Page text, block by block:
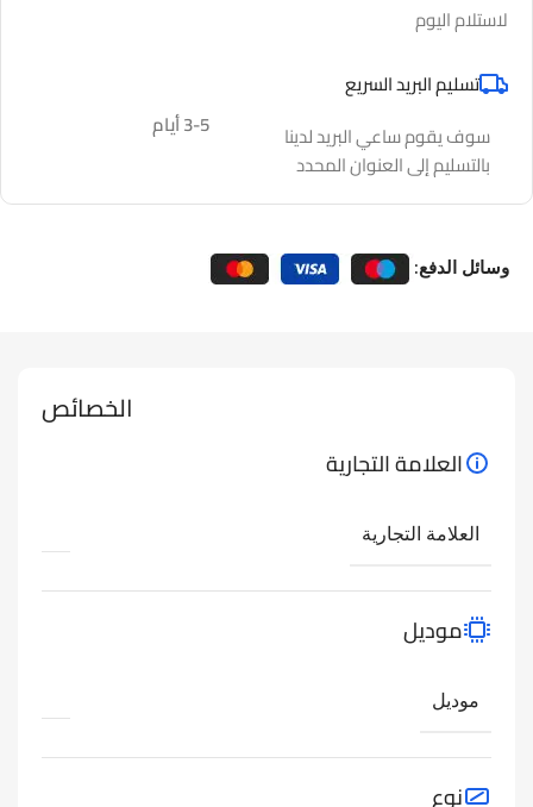
لاستلام اليوم
تسليم البريد السريع
سوف يقوم ساعي البريد لدينا
بالتسليم إلى العنوان المحدد
3-5 أيام
وسائل الدفع:
الخصائص
العلامة التجارية
العلامة التجارية
موديل
موديل
نوع